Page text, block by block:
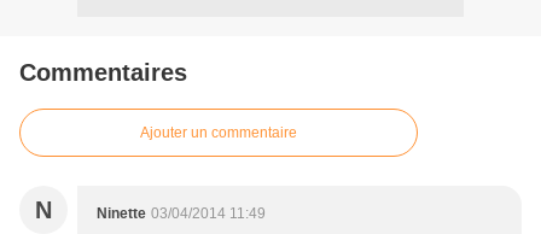
Commentaires
Ajouter un commentaire
N Ninette 03/04/2014 11:49